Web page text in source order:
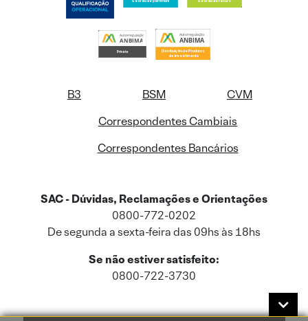
B3 BSM
CVM
Correspondentes Cambiais
Correspondentes Bancários
SAC - Dúvidas, Reclamações e Orientações
0800-772-0202
De segunda a sexta-feira das 09hs às 18hs
Se não estiver satisfeito:
0800-722-3730